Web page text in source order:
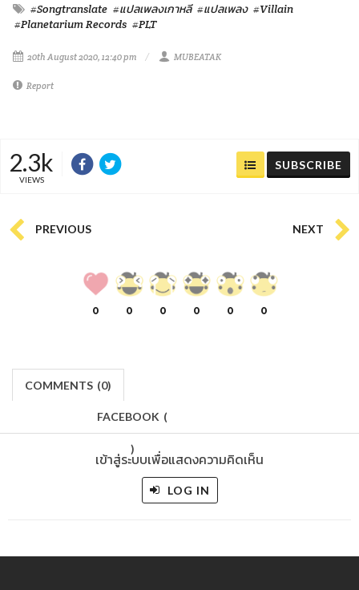
#Songtranslate #แปลเพลงเกาหลี #แปลเพลง #Villain
#Planetarium Records #PLT
20th August 2020, 12:40 pm MUBEATAK
Report
2.3k
VIEWS
SUBSCRIBE
PREVIOUS NEXT
0 0 0 0 0 0
COMMENTS (0)
FACEBOOK (
)
เข้าสู่ระบบเพื่อแสดงความคิดเห็น
LOG IN